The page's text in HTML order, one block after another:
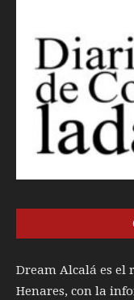
Dream Alcalá es el
Henares, con la